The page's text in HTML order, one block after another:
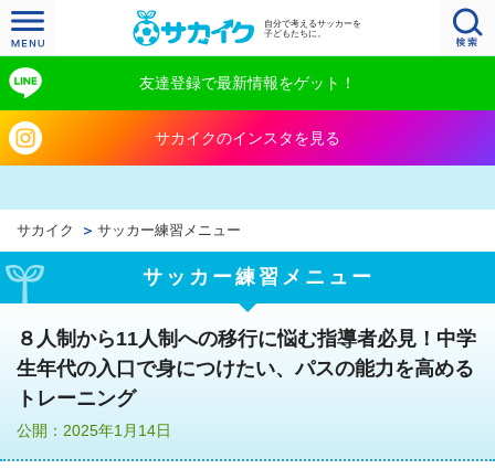
自分で考えるサッカーを
子どもたちに。
友達登録で最新情報をゲット！
サカイクのインスタを見る
サカイク サッカー練習メニュー
サッカー練習メニュー
８人制から11人制への移行に悩む指導者必見！中学
生年代の入口で身につけたい、パスの能力を高める
トレーニング
公開：2025年1月14日